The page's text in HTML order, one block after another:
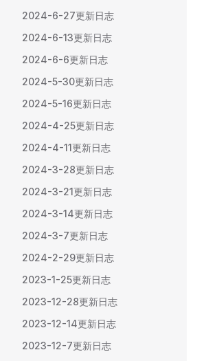
2024-6-27更新日志
2024-6-13更新日志
2024-6-6更新日志
2024-5-30更新日志
2024-5-16更新日志
2024-4-25更新日志
2024-4-11更新日志
2024-3-28更新日志
2024-3-21更新日志
2024-3-14更新日志
2024-3-7更新日志
2024-2-29更新日志
2023-1-25更新日志
2023-12-28更新日志
2023-12-14更新日志
2023-12-7更新日志